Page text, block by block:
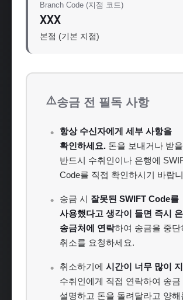
Branch Code (지점 코드)
XXX
본점 (기본 지점)
⚠️송금 전 필독 사항
항상 수신자에게 세부 사항을
확인하세요. 돈을 보내거나 받
반드시 수취인이나 은행에
Code를 직접 확인하시기 바랍
송금 시 잘못된 SWIFT Code를
사용했다고 생각이 들면 즉시
송금처에 연락하여 송금을 중단
취소를 요청하세요.
취소하기에 시간이 너무 많이
수취인에게 직접 연락하여 송금
설명하고 돈을 돌려달라고 양해